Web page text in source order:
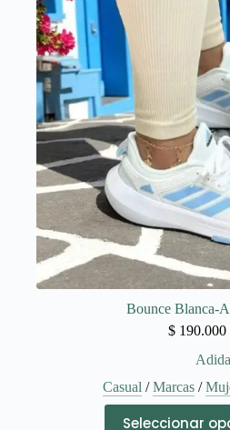
se
elegir
en
la
de
Bounce Blanca-
$ 190.000
Casual/Marcas/
Seleccionar